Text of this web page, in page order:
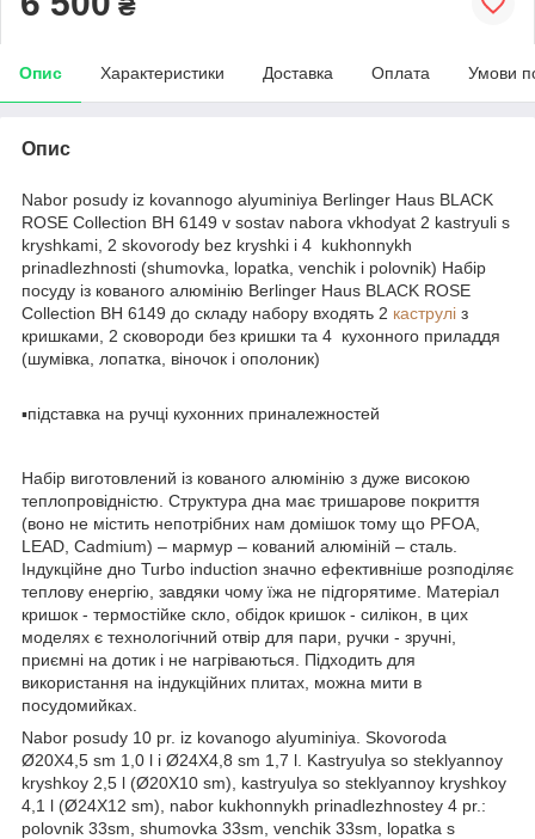
₴
Опис Характеристики Доставка Оплата Умови
Опис
Nabor posudy iz kovannogo alyuminiya Berlinger Haus BLACK
ROSE Collection BH 6149 v sostav nabora vkhodyat 2 kastryuli s
kryshkami, 2 skovorody bez kryshki i 4 kukhonnykh
prinadlezhnosti (shumovka, lopatka, venchik i polovnik) Набір
посуду із кованого алюмінію Berlinger Haus BLACK ROSE
Collection BH 6149 до складу набору входять 2 каструлі з
кришками, 2 сковороди без кришки та 4 кухонного приладдя
(шумівка, лопатка, віночок і ополоник)
▪підставка на ручці кухонних приналежностей
Набір виготовлений із кованого алюмінію з дуже високою
теплопровідністю. Структура дна має тришарове покриття
(воно не містить непотрібних нам домішок тому що PFOA,
LEAD, Cadmium) – мармур – кований алюміній – сталь.
Індукційне дно Turbo induction значно ефективніше розподіляє
теплову енергію, завдяки чому їжа не підгорятиме. Матеріал
кришок - термостійке скло, обідок кришок - силікон, в цих
моделях є технологічний отвір для пари, ручки - зручні,
приємні на дотик і не нагріваються. Підходить для
використання на індукційних плитах, можна мити в
посудомийках.
Nabor posudy 10 pr. iz kovanogo alyuminiya. Skovoroda
Ø20X4,5 sm 1,0 l i Ø24X4,8 sm 1,7 l. Kastryulya so steklyannoy
kryshkoy 2,5 l (Ø20X10 sm), kastryulya so steklyannoy kryshkoy
4,1 l (Ø24X12 sm), nabor kukhonnykh prinadlezhnostey 4 pr.:
polovnik 33sm, shumovka 33sm, venchik 33sm, lopatka s